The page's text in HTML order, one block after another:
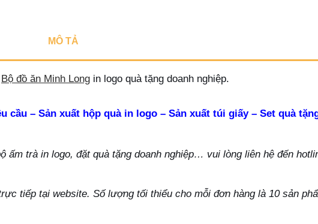
MÔ TẢ
Bộ đồ ăn Minh Long in logo quà tặng doanh nghiệp.
cầu – Sản xuất hộp quà in logo – Sản xuất túi giấy – Set quà
trà in logo, đặt quà tặng doanh nghiệp… vui lòng liên hệ đến
tiếp tại website. Số lượng tối thiểu cho mỗi đơn hàng là 10 sản